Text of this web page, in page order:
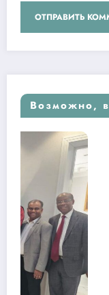
Возможно,
БЕЗ РУБРИКИ